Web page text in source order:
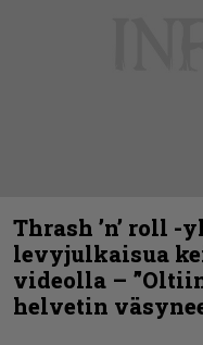
Thrash ’n’ roll
levyjulkaisua
videolla –
helvetin